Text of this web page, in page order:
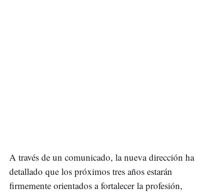
A través de un comunicado, la nueva dirección ha
detallado que los próximos tres años estarán
firmemente orientados a fortalecer la profesión,